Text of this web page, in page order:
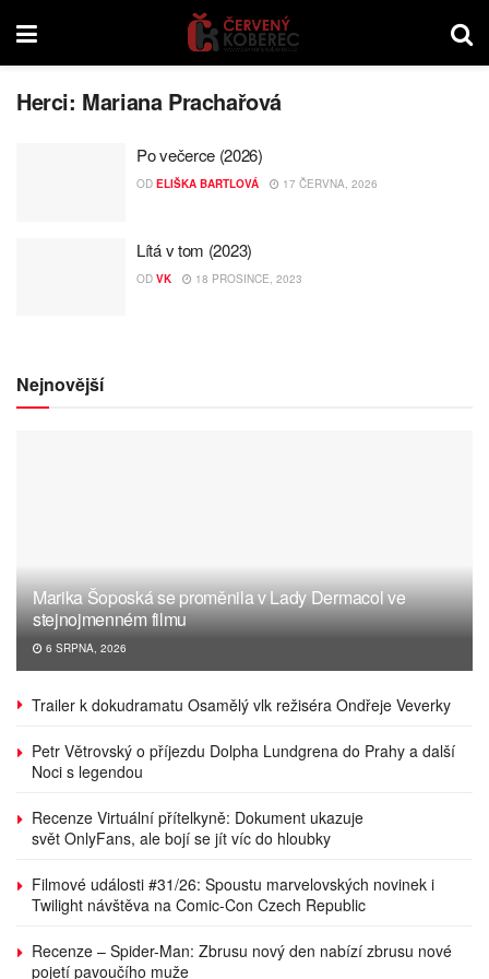
Herci: Mariana Prachařová
Po večerce (2026)
OD ELIŠKA BARTLOVÁ 17 ČERVNA, 2026
Lítá v tom (2023)
OD VK 18 PROSINCE, 2023
Nejnovější
Marika Šoposká se proměnila v Lady Dermacol ve
stejnojmenném filmu
6 SRPNA, 2026
Trailer k dokudramatu Osamělý vlk režiséra Ondřeje Veverky
Petr Větrovský o příjezdu Dolpha Lundgrena do Prahy a další
Noci s legendou
Recenze Virtuální přítelkyně: Dokument ukazuje
svět OnlyFans, ale bojí se jít víc do hloubky
Filmové události #31/26: Spoustu marvelovských novinek i
Twilight návštěva na Comic-Con Czech Republic
Recenze – Spider-Man: Zbrusu nový den nabízí zbrusu nové
pojetí pavoučího muže